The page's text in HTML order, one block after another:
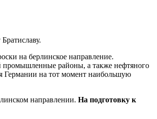
на берлинское направление.
промышленные районы, а также нефтяного
Германии на тот момент наибольшую
направлении. На подготовку к